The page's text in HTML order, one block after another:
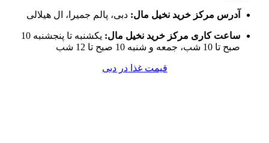
آدرس مرکز خرید نخیل مال: دبی، پالم جمیرا، ال هیلالی
ساعت کاری مرکز خرید نخیل مال:
یکشنبه تا پنجشنبه 10
صبح تا 10 شب، جمعه و شنبه 10 صبح تا 12 شب
قیمت غذا در دبی